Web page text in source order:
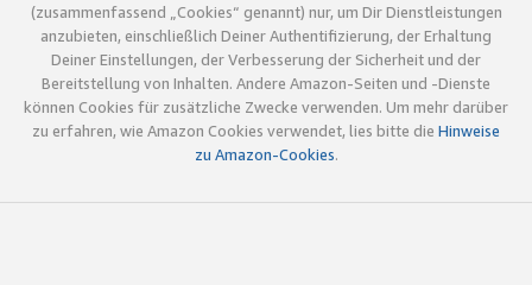
(zusammenfassend „Cookies“ genannt) nur, um Dir Dienstleistungen
anzubieten, einschließlich Deiner Authentifizierung, der Erhaltung
Deiner Einstellungen, der Verbesserung der Sicherheit und der
Bereitstellung von Inhalten. Andere Amazon-Seiten und -Dienste
können Cookies für zusätzliche Zwecke verwenden. Um mehr darüber
zu erfahren, wie Amazon Cookies verwendet, lies bitte die Hinweise
zu Amazon-Cookies.